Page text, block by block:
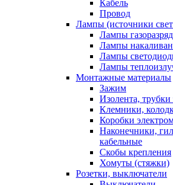
Кабель
Провод
Лампы (источники
Лампы
Лампы
Лампы
Лампы
Монтажные материалы
Зажим
Изолента,
Клемники,
Коробки
Наконечники,
кабельные
Скобы крепления
Хомуты (стяжки)
Розетки, выключатели